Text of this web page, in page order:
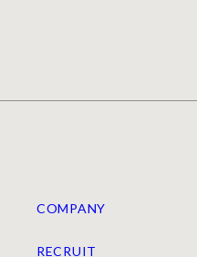
COMPANY
RECRUIT